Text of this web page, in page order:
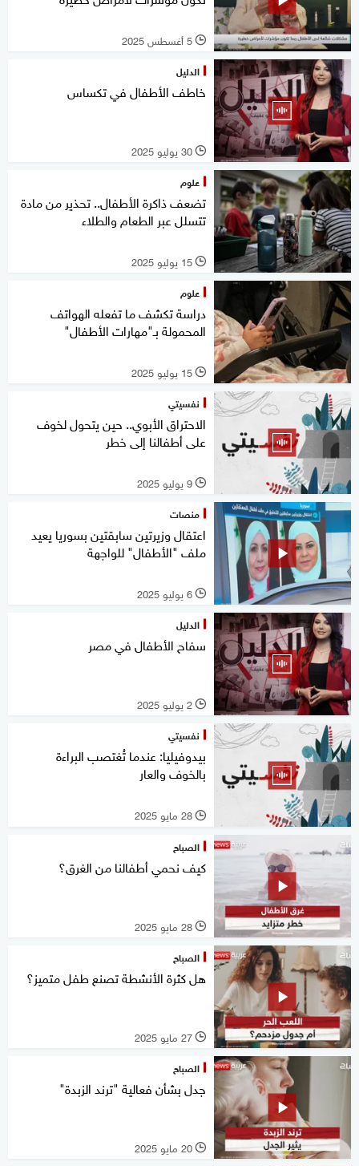
l 5 أغسطس 2025
الدليل
خاطف الأطفال في تكساس
l 30 يوليو 2025
علوم
تضعف ذاكرة الأطفال.. تحذير من مادة
تتسلل عبر الطعام والطلاء
l 15 يوليو 2025
علوم
دراسة تكشف ما تفعله الهواتف
المحمولة بـ"مهارات الأطفال"
l 15 يوليو 2025
نفسيتي
الاحتراق الأبوي.. حين يتحول لخوف
على أطفالنا إلى خطر
l 9 يوليو 2025
منصات
اعتقال وزيرتين سابقتين بسوريا يعيد
ملف "الأطفال" للواجهة
l 6 يوليو 2025
الدليل
سفاح الأطفال في مصر
l 2 يوليو 2025
نفسيتي
بيدوفيليا: عندما تُغتصب البراءة
بالخوف والعار
l 28 مايو 2025
الصباح
كيف نحمي أطفالنا من الغرق؟
l 28 مايو 2025
الصباح
هل كثرة الأنشطة تصنع طفل متميز؟
l 27 مايو 2025
الصباح
جدل بشأن فعالية "ترند الزبدة"
l 20 مايو 2025